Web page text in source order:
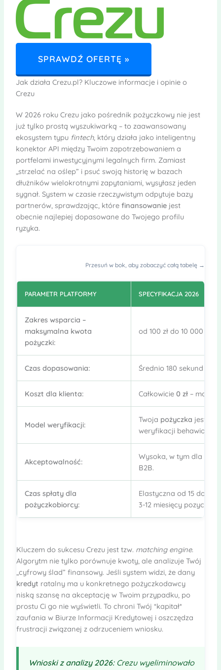
SPRAWDŹ OFERTĘ »
Jak działa Crezu.pl? Kluczowe informacje i opinie o
Crezu
W 2026 roku Crezu jako pośrednik pożyczkowy nie jest
już tylko prostą wyszukiwarką – to zaawansowany
ekosystem typu fintech, który działa jako inteligentny
konektor API między Twoim zapotrzebowaniem a
portfelami inwestycyjnymi legalnych firm. Zamiast
„strzelać na oślep” i psuć swoją historię w bazach
dłużników wielokrotnymi zapytaniami, wysyłasz jeden
sygnał. System w czasie rzeczywistym odpytuje bazy
partnerów, sprawdzając, które finansowaniejest
obecnie najlepiej dopasowane do Twojego profilu
ryzyka.
Przesuń w bok, aby zobaczyć całą tabelę →
PARAMETR PLATFORMY SPECYFIKACJA 2026
Zakres wsparcia –
maksymalna kwota
pożyczki:
od 100 zł do 10 000 zł
Czas dopasowania: Średnio 180 sekund
Koszt dla klienta: Całkowicie 0 zł– model
Model weryfikacji:
Twoja pożyczka jest
weryfikacji
Akceptowalność:
Wysoka, w tym dla
B2B.
Czas spłaty dla
pożyczkobiorcy:
Elastyczna od 15 do 60
3-12 miesięcy pozyczka
Kluczem do sukcesu Crezu jest tzw. matching engine.
Algorytm nie tylko porównuje kwoty, ale analizuje Twój
„cyfrowy ślad” finansowy. Jeśli system widzi, że dany
kredyt ratalny ma u konkretnego pożyczkodawcy
niską szansę na akceptację w Twoim przypadku, po
prostu Ci go nie wyświetli. To chroni Twój *kapitał*
zaufania w Biurze Informacji Kredytowej i oszczędza
frustracji związanej z odrzuceniem wniosku.
Wnioski z analizy 2026:Crezu wyeliminowało